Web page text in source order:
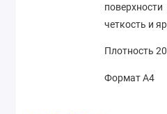
четкость и
Плотность
Формат А4